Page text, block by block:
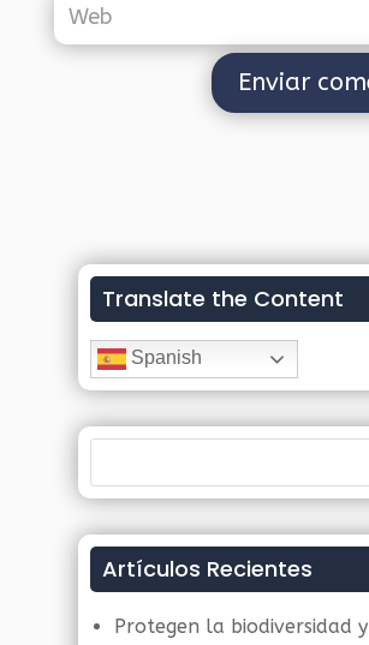
Translate the Content
Spanish
Artículos Recientes
Protegen la biodiversidad y